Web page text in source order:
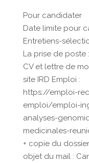
Pour candidater
Date limite pour
Entretiens-
La prise de poste
CV et lettre de
site IRD Emploi :
https://emploi-
emploi/emploi-
analyses-
medicinales-
+ copie du
objet du mail :